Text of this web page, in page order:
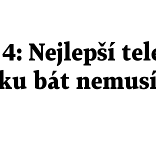
Nejlepší
bát